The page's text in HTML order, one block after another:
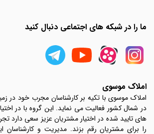
ما را در شبکه های اجتماعی دنبال کنید
املاک موسوی
املاک موسوی با تکیه بر کارشناسان مجرب خود در
در شمال کشور فعالیت می نماید. این گروه با در
های تایید شده در اختیار مشتریان عزیز سعی دارد
را برای مشتریان رقم بزند. مدیریت و کارشناسان